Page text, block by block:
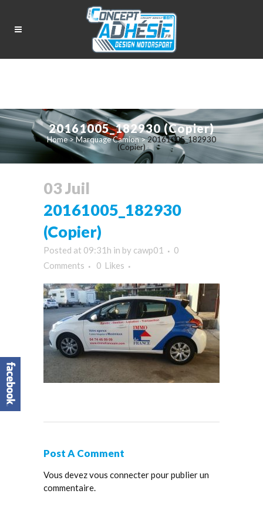
20161005_182930 (Copier)
Home>Marquage Camion>20161005_182930
(Copier)
03 Juil
20161005_182930
(Copier)
Posted at 09:31h in by cawp01
0
Comments
0 Likes
Post A Comment
Vous devezvous connecterpour publier un
commentaire.